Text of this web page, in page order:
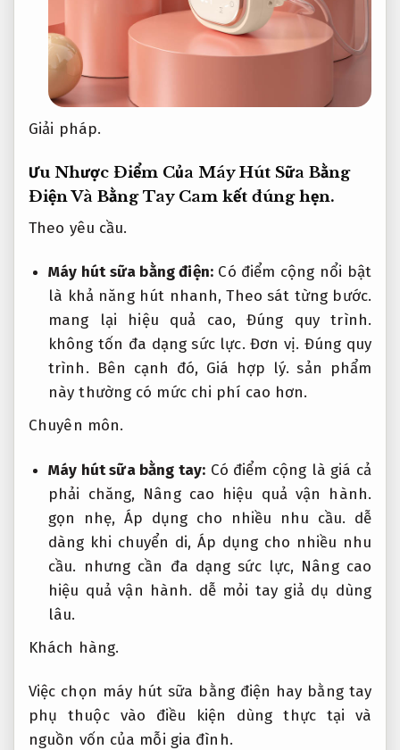
Giải pháp.
Ưu Nhược Điểm Của Máy Hút Sữa Bằng
Điện Và Bằng Tay Cam kết đúng hẹn.
Theo yêu cầu.
Máy hút sữa bằng điện:Có điểm cộng nổi bật
là khả năng hút nhanh,Theo sát từng bước.
mang lại hiệu quả cao,Đúng quy trình.
không tốn đa dạng sức lực.Đơn vị. Đúng quy
trình. Bên cạnh đó, Giá hợp lý. sản phẩm
này thường có mức chi phí cao hơn.
Chuyên môn.
Máy hút sữa bằng tay: Có điểm cộng là giá cả
phải chăng, Nâng cao hiệu quả vận hành.
gọn nhẹ,Áp dụng cho nhiều nhu cầu. dễ
dàng khi chuyển di, Áp dụng cho nhiều nhu
cầu. nhưng cần đa dạng sức lực, Nâng cao
hiệu quả vận hành. dễ mỏi tay giả dụ dùng
lâu.
Khách hàng.
Việc chọn máy hút sữa bằng điện hay bằng tay
phụ thuộc vào điều kiện dùng thực tại và
nguồn vốn của mỗi gia đình.